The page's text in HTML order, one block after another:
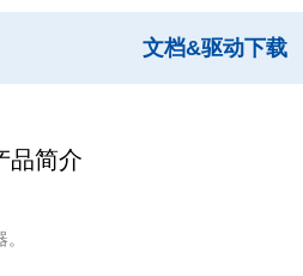
文档&驱动下载
品简介